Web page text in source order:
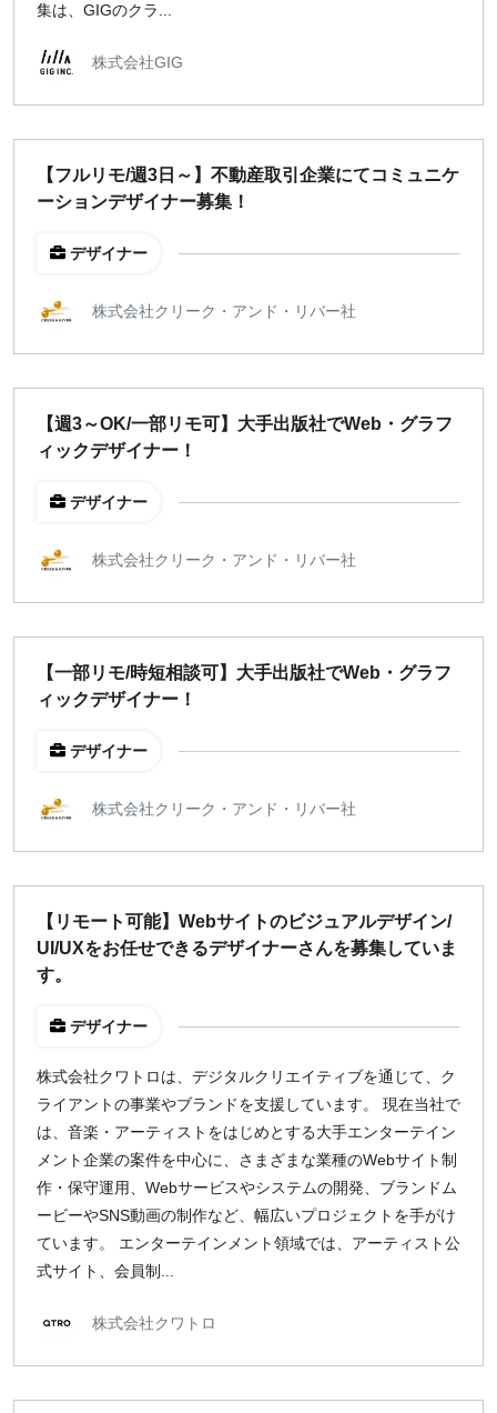
集は、GIGのクラ...
株式会社GIG
【フルリモ/週3日～】不動産取引企業にてコミュニケ
ーションデザイナー募集！
デザイナー
株式会社クリーク・アンド・リバー社
【週3～OK/一部リモ可】大手出版社でWeb・グラフ
ィックデザイナー！
デザイナー
株式会社クリーク・アンド・リバー社
【一部リモ/時短相談可】大手出版社でWeb・グラフ
ィックデザイナー！
デザイナー
株式会社クリーク・アンド・リバー社
【リモート可能】Webサイトのビジュアルデザイン/
UI/UXをお任せできるデザイナーさんを募集していま
す。
デザイナー
株式会社クワトロは、デジタルクリエイティブを通じて、ク
ライアントの事業やブランドを支援しています。 現在当社で
は、音楽・アーティストをはじめとする大手エンターテイン
メント企業の案件を中心に、さまざまな業種のWebサイト制
作・保守運用、Webサービスやシステムの開発、ブランドム
ービーやSNS動画の制作など、幅広いプロジェクトを手がけ
ています。 エンターテインメント領域では、アーティスト公
式サイト、会員制...
株式会社クワトロ